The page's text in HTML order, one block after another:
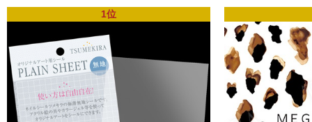
1位